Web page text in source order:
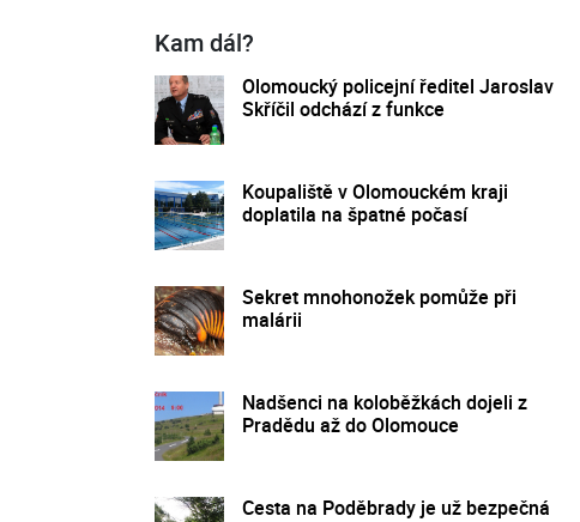
Kam dál?
Olomoucký policejní ředitel Jaroslav
Skříčil odchází z funkce
Koupaliště v Olomouckém kraji
doplatila na špatné počasí
Sekret mnohonožek pomůže při
malárii
Nadšenci na koloběžkách dojeli z
Pradědu až do Olomouce
Cesta na Poděbrady je už bezpečná